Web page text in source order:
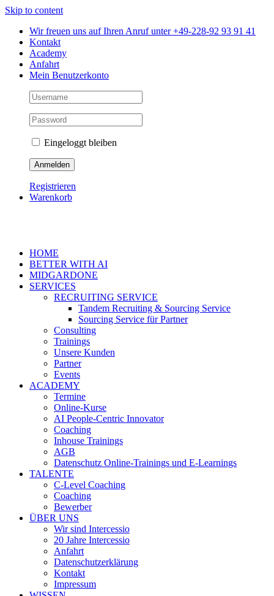
Skip to content
Wir freuen uns auf Ihren Anruf unter +49-228-92 93 91 41
Kontakt
Academy
Anfahrt
Mein Benutzerkonto
Eingeloggt bleiben
Registrieren
Warenkorb
HOME
BETTER WITH AI
MIDGARDONE
SERVICES
RECRUITING SERVICE
Tandem Recruiting & Sourcing Service
Sourcing Service für Partner
Consulting
Trainings
Unsere Kunden
Partner
Events
ACADEMY
Termine
Online-Kurse
AI People-Centric Innovator
Coaching
Inhouse Trainings
AGB
Datenschutz Online-Trainings und E-Learnings
TALENTE
C-Level Coaching
Coaching
Bewerber
ÜBER UNS
Wir sind Intercessio
20 Jahre Intercessio
Anfahrt
Datenschutzerklärung
Kontakt
Impressum